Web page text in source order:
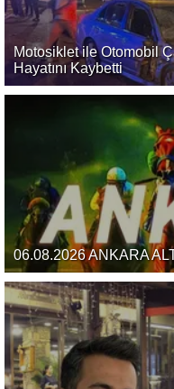
Motosiklet ile Otomobil
Hayatını Kaybetti
06.08.2026 ANKARA